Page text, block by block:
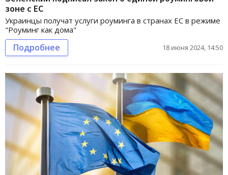
зоне с ЕС
Украинцы получат услуги роуминга в странах ЕС в режиме
"Роуминг как дома"
Подробнее 18 июня 2024, 14:50